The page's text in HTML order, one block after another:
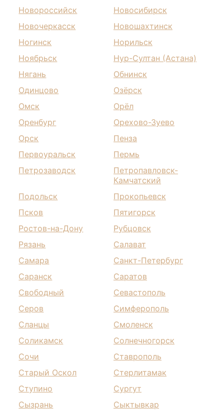
Новороссийск
Новосибирск
Новочеркасск
Новошахтинск
Ногинск
Норильск
Ноябрьск
Нур-Султан (Астана)
Нягань
Обнинск
Одинцово
Озёрск
Омск
Орёл
Оренбург
Орехово-Зуево
Орск
Пенза
Первоуральск
Пермь
Петрозаводск
Петропавловск-
Камчатский
Подольск
Прокопьевск
Псков
Пятигорск
Ростов-на-Дону
Рубцовск
Рязань
Салават
Самара
Санкт-Петербург
Саранск
Саратов
Свободный
Севастополь
Серов
Симферополь
Сланцы
Смоленск
Соликамск
Солнечногорск
Сочи
Ставрополь
Старый Оскол
Стерлитамак
Ступино
Сургут
Сызрань
Сыктывкар